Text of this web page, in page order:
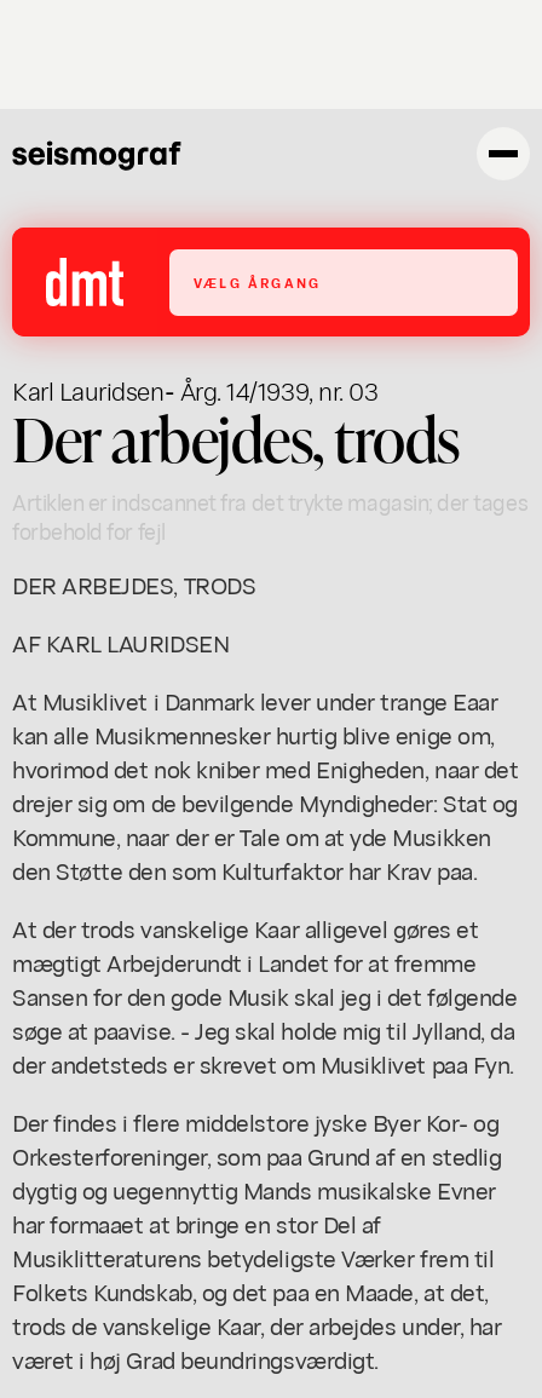
VÆLG ÅRGANG
Karl Lauridsen- Årg. 14/1939, nr. 03
Der arbejdes, trods
Artiklen er indscannet fra det trykte magasin; der tages
forbehold for fejl
DER ARBEJDES, TRODS
AF KARL LAURIDSEN
At Musiklivet i Danmark lever under trange Eaar
kan alle Musikmennesker hurtig blive enige om,
hvorimod det nok kniber med Enigheden, naar det
drejer sig om de bevilgende Myndigheder: Stat og
Kommune, naar der er Tale om at yde Musikken
den Støtte den som Kulturfaktor har Krav paa.
At der trods vanskelige Kaar alligevel gøres et
mægtigt Arbejderundt i Landet for at fremme
Sansen for den gode Musik skal jeg i det følgende
søge at paavise. - Jeg skal holde mig til Jylland, da
der andetsteds er skrevet om Musiklivet paa Fyn.
Der findes i flere middelstore jyske Byer Kor- og
Orkesterforeninger, som paa Grund af en stedlig
dygtig og uegennyttig Mands musikalske Evner
har formaaet at bringe en stor Del af
Musiklitteraturens betydeligste Værker frem til
Folkets Kundskab, og det paa en Maade, at det,
trods de vanskelige Kaar, der arbejdes under, har
været i høj Grad beundringsværdigt.